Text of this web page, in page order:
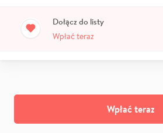
Dołącz do listy
Wpłać teraz
Wpłać teraz